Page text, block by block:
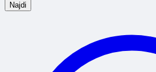
Najdi